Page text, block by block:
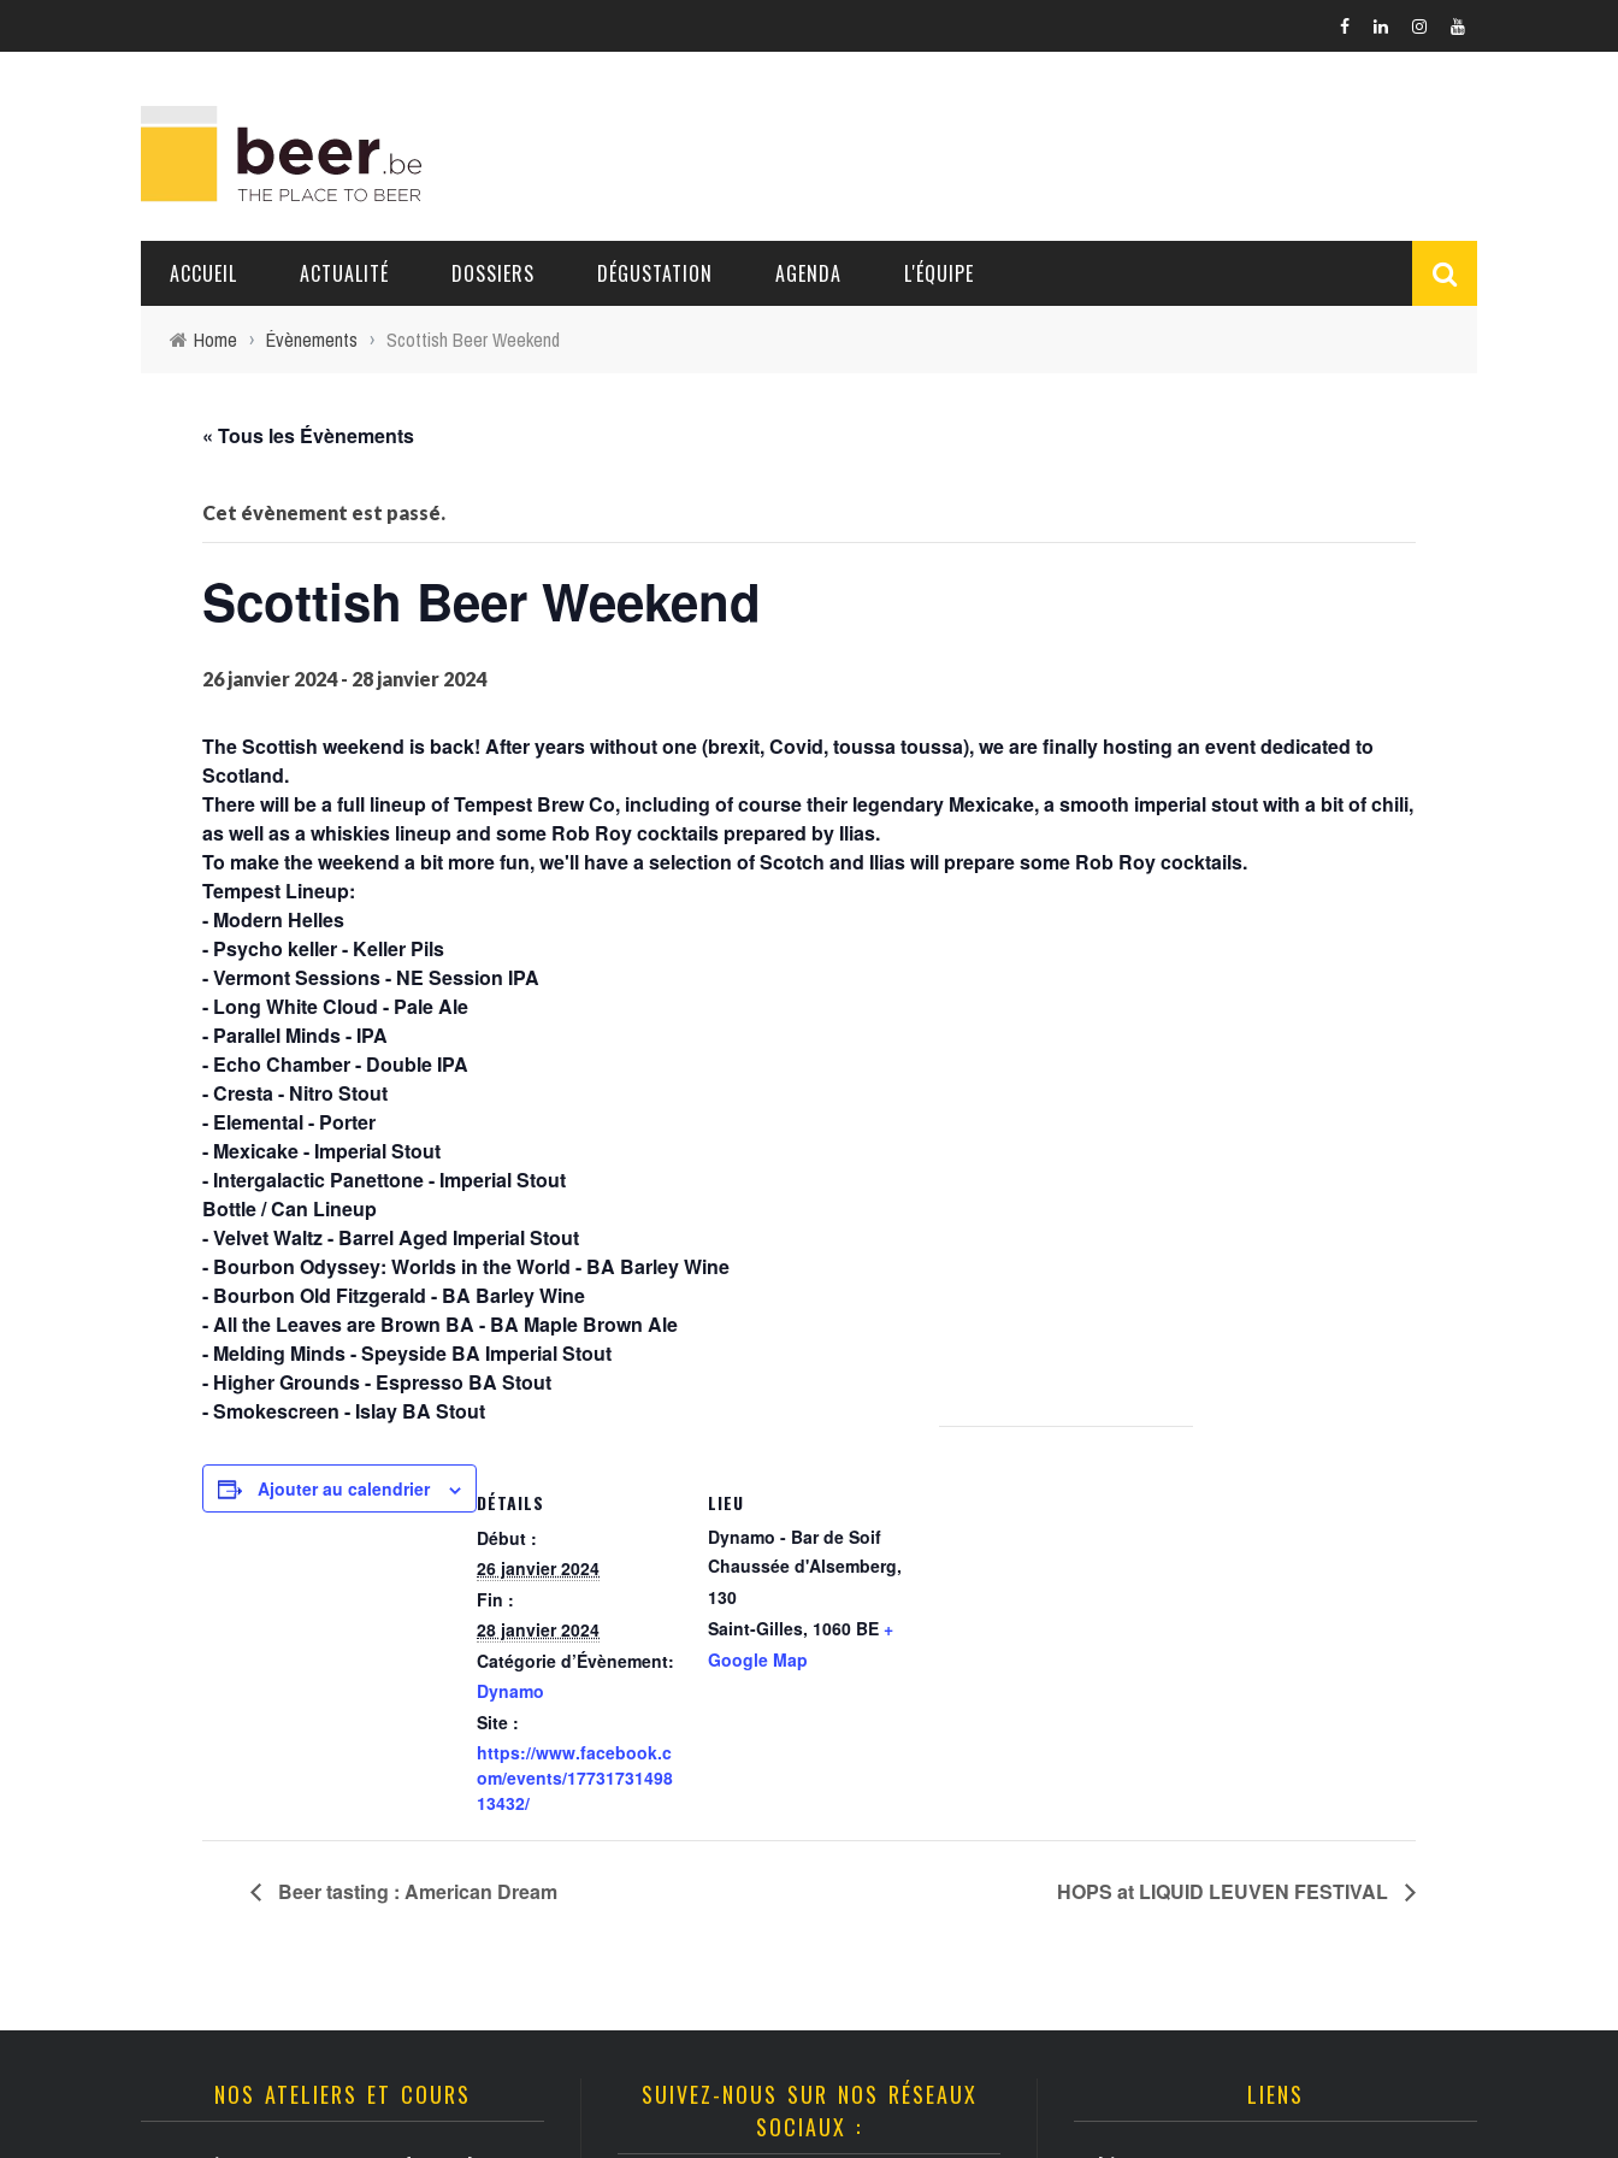
ACCUEIL ACTUALITÉ DOSSIERS DÉGUSTATION AGENDA L'ÉQUIPE
Home › Évènements › Scottish Beer Weekend
« Tous les Évènements
Cet évènement est passé.
Scottish Beer Weekend
26 janvier 2024- 28 janvier 2024
The Scottish weekend is back! After years without one (brexit, Covid, toussa toussa), we are finally hosting an event dedicated to
Scotland.
There will be a full lineup of Tempest Brew Co, including of course their legendary Mexicake, a smooth imperial stout with a bit of chili,
as well as a whiskies lineup and some Rob Roy cocktails prepared by Ilias.
To make the weekend a bit more fun, we'll have a selection of Scotch and Ilias will prepare some Rob Roy cocktails.
Tempest Lineup:
- Modern Helles
- Psycho keller - Keller Pils
- Vermont Sessions - NE Session IPA
- Long White Cloud - Pale Ale
- Parallel Minds - IPA
- Echo Chamber - Double IPA
- Cresta - Nitro Stout
- Elemental - Porter
- Mexicake - Imperial Stout
- Intergalactic Panettone - Imperial Stout
Bottle / Can Lineup
- Velvet Waltz - Barrel Aged Imperial Stout
- Bourbon Odyssey: Worlds in the World - BA Barley Wine
- Bourbon Old Fitzgerald - BA Barley Wine
- All the Leaves are Brown BA - BA Maple Brown Ale
- Melding Minds - Speyside BA Imperial Stout
- Higher Grounds - Espresso BA Stout
- Smokescreen - Islay BA Stout
Ajouter au calendrier
DÉTAILS
Début :
26 janvier 2024
Fin :
28 janvier 2024
Catégorie d’Évènement:
Dynamo
Site :
https://www.facebook.c
om/events/17731731498
13432/
LIEU
Dynamo - Bar de Soif
Chaussée d'Alsemberg,
130
Saint-Gilles, 1060 BE +
Google Map
Beer tasting : American Dream HOPS at LIQUID LEUVEN FESTIVAL
NOS ATELIERS ET COURS
SUIVEZ-NOUS SUR NOS RÉSEAUX
SOCIAUX :
LIENS